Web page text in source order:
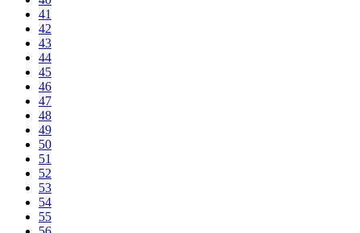
41
42
43
44
45
46
47
48
49
50
51
52
53
54
55